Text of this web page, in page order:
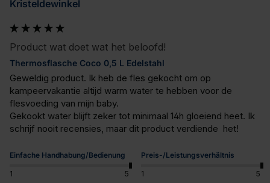
Kristeldewinkel
Product wat doet wat het beloofd!
Thermosflasche Coco 0,5 L Edelstahl
Geweldig product. Ik heb de fles gekocht om op
kampeervakantie altijd warm water te hebben voor de
flesvoeding van mijn baby.
Gekookt water blijft zeker tot minimaal 14h gloeiend heet. Ik
schrijf nooit recensies, maar dit product verdiende  het!
Einfache Handhabung/Bedienung
1 5
Preis-/Leistungsverhältnis
1
5